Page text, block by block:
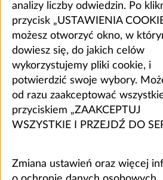
analizy liczby odwiedzin. Po
przycisk „USTAWIENIA
możesz otworzyć okno, w
dowiesz się, do jakich celów
wykorzystujemy pliki cookie, i
potwierdzić swoje wybory.
od razu zaakceptować
przyciskiem „ZAAKCEPTUJ
WSZYSTKIE I PRZEJDŹ DO
Zmiana ustawień oraz więcej